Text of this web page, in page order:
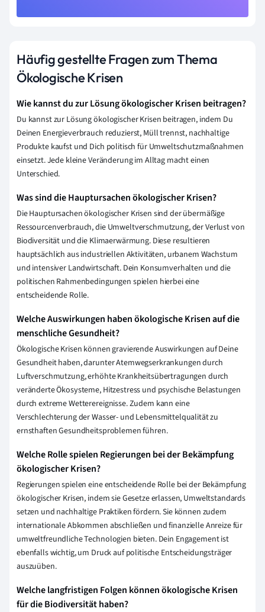
Häufig gestellte Fragen zum Thema
Ökologische Krisen
Wie kannst du zur Lösung ökologischer Krisen beitragen?
Du kannst zur Lösung ökologischer Krisen beitragen, indem Du
Deinen Energieverbrauch reduzierst, Müll trennst, nachhaltige
Produkte kaufst und Dich politisch für Umweltschutzmaßnahmen
einsetzt. Jede kleine Veränderung im Alltag macht einen
Unterschied.
Was sind die Hauptursachen ökologischer Krisen?
Die Hauptursachen ökologischer Krisen sind der übermäßige
Ressourcenverbrauch, die Umweltverschmutzung, der Verlust von
Biodiversität und die Klimaerwärmung. Diese resultieren
hauptsächlich aus industriellen Aktivitäten, urbanem Wachstum
und intensiver Landwirtschaft. Dein Konsumverhalten und die
politischen Rahmenbedingungen spielen hierbei eine
entscheidende Rolle.
Welche Auswirkungen haben ökologische Krisen auf die
menschliche Gesundheit?
Ökologische Krisen können gravierende Auswirkungen auf Deine
Gesundheit haben, darunter Atemwegserkrankungen durch
Luftverschmutzung, erhöhte Krankheitsübertragungen durch
veränderte Ökosysteme, Hitzestress und psychische Belastungen
durch extreme Wetterereignisse. Zudem kann eine
Verschlechterung der Wasser- und Lebensmittelqualität zu
ernsthaften Gesundheitsproblemen führen.
Welche Rolle spielen Regierungen bei der Bekämpfung
ökologischer Krisen?
Regierungen spielen eine entscheidende Rolle bei der Bekämpfung
ökologischer Krisen, indem sie Gesetze erlassen, Umweltstandards
setzen und nachhaltige Praktiken fördern. Sie können zudem
internationale Abkommen abschließen und finanzielle Anreize für
umweltfreundliche Technologien bieten. Dein Engagement ist
ebenfalls wichtig, um Druck auf politische Entscheidungsträger
auszuüben.
Welche langfristigen Folgen können ökologische Krisen
für die Biodiversität haben?